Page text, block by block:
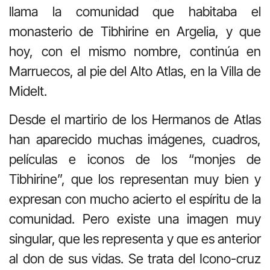
llama la comunidad que habitaba el
monasterio de Tibhirine en Argelia, y que
hoy, con el mismo nombre, continúa en
Marruecos, al pie del Alto Atlas, en la Villa de
Midelt.
Desde el martirio de los Hermanos de Atlas
han aparecido muchas imágenes, cuadros,
películas e iconos de los “monjes de
Tibhirine”, que los representan muy bien y
expresan con mucho acierto el espíritu de la
comunidad. Pero existe una imagen muy
singular, que les representa y que es anterior
al don de sus vidas. Se trata del Icono-cruz